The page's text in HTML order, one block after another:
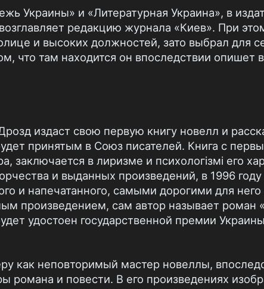
Украины» и «Литературная Украина», в
редакцию журнала «Киев». При
и высоких должностей, зато выбрал для
что там находится он впоследствии опишет
издаст свою первую книгу новелл и
принятым в Союз писателей. Книга с
заключается в лиризме и психологізмі его
и выданных произведений, в 1996
и напечатанного, самыми дорогими для него
произведением, сам автор называет роман
удостоен государственной премии
как неповторимый мастер новеллы,
романа и повести. В его произведениях